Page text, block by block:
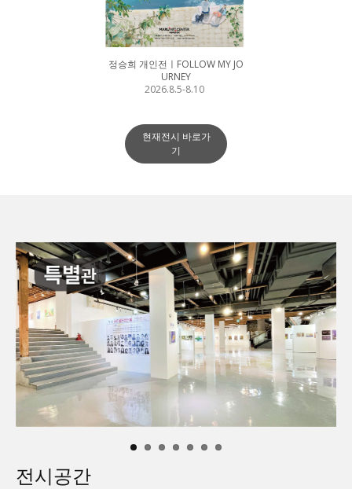
정승희 개인전ㅣFOLLOW MY JO
URNEY
2026.8.5-8.10
현재전시 바로가
기
전시공간